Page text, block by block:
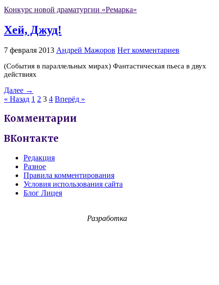
Конкурс новой драматургии «Ремарка»
Хей, Джуд!
7 февраля 2013 Андрей Мажоров Нет комментариев
(События в параллельных мирах) Фантастическая пьеса в двух
действиях
Далее →
« Назад 1 2 3 4 Вперёд »
Комментарии
ВКонтакте
Редакция
Разное
Правила комментирования
Условия использования сайта
Блог Лицея
Разработка